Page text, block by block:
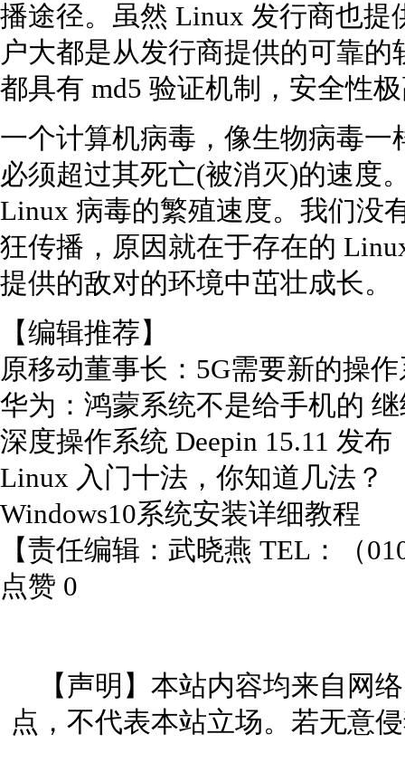
播途径。虽然 Linux 发行商也
户大都是从发行商提供的可靠
都具有 md5 验证机制，安全性
一个计算机病毒，像生物病毒
必须超过其死亡(被消灭)的速度
Linux 病毒的繁殖速度。我们没
狂传播，原因就在于存在的
提供的敌对的环境中茁壮成长。
【编辑推荐】
原移动董事长：5G需要新的操
华为：鸿蒙系统不是给手机的
深度操作系统 Deepin 15.11 发布
Linux 入门十法，你知道几法？
Windows10系统安装详细教程
【责任编辑：武晓燕 TEL：（
点赞 0
【声明】本站内容均来自网
点，不代表本站立场。若无意